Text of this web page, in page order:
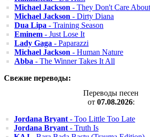
Michael Jackson - They Don't Care
Michael Jackson - Dirty Diana
Dua Lipa - Training Season
Eminem - Just Lose It
Lady Gaga - Paparazzi
Michael Jackson - Human Nature
Abba - The Winner Takes It All
Свежие переводы:
Переводы песен
от 07.08.2026:
Jordana Bryant - Too Little Too Late
Jordana Bryant - Truth Is